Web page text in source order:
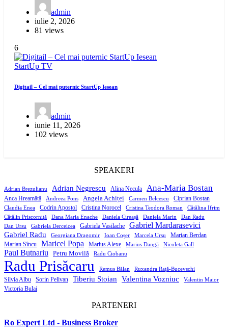
admin
iulie 2, 2026
81 views
6
StartUp TV
Digitail – Cel mai puternic StartUp Iesean
admin
iunie 11, 2026
102 views
SPEAKERI
Adrian Brezulianu Adrian Negrescu Alina Necula Ana-Maria Bostan
Anca Hreamătă Andreea Pons Angela Achiței Carmen Belcescu Ciprian Bostan
Claudia Enea Codrin Apostol Cristina Norocel Cristina Teodora Roman
Cătălina Ifrim
Cătălin Priscorniță
Dana Maria Enache Daniela Cireașă Daniela Marin
Dan Radu
Dan Ursu
Gabriela Derceicea Gabriela Vasilache Gabriel Mardarasevici
Gabriel Radu Georgiana Dragomir Ioan Coșer Marcela Ursu
Marian Berdan
Marian Sîncu
Maricel Popa Marius Alexe Marius Dangă Nicoleta Gall
Paul Butnariu Petru Movilă Radu Ciobanu
Radu Prisăcaru Remus Bălan Ruxandra Rață-Bucevschi
Silvia Albu Sorin Pelivan Tiberiu Stoian Valentina Vozniuc Valentin Maior
Victoria Bulai
PARTENERI
Ro Expert Ltd - Business Broker